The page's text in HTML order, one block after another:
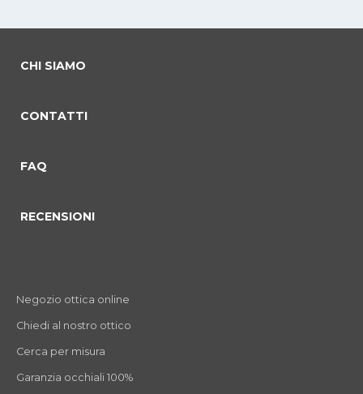
CHI SIAMO
CONTATTI
FAQ
RECENSIONI
Negozio ottica online
Chiedi al nostro ottico
Cerca per misura
Garanzia occhiali 100%